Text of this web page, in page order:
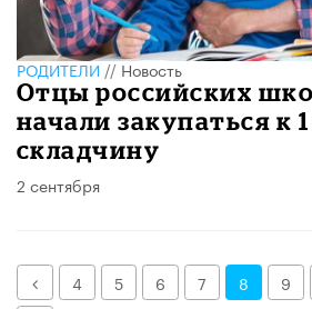
РОДИТЕЛИ//Новость
Отцы российских
начали закупаться к
складчину
2 сентября
Назад
4 5 6 7 8 9